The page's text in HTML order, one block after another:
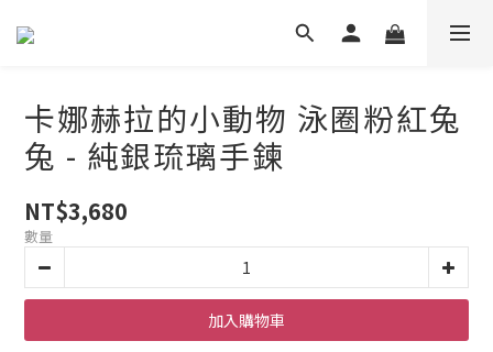
卡娜赫拉的小動物 泳圈粉紅兔
兔 - 純銀琉璃手鍊
NT$3,680
數量
加入購物車